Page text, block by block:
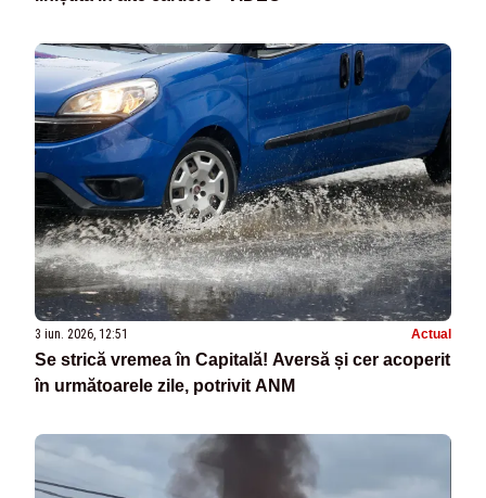
3 iun. 2026, 12:51 Actual
Se strică vremea în Capitală! Aversă și cer acoperit
în următoarele zile, potrivit ANM